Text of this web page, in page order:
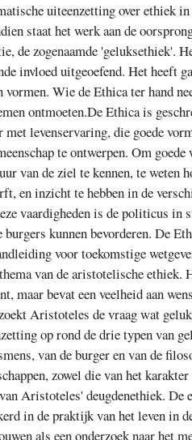
uiteenzetting over ethiek
staat het werk aan de
de zogenaamde 'geluksethiek'.
invloed uitgeoefend. Het heeft
vormen. Wie de Ethica ter hand
ontmoeten.De Ethica is
met levenservaring, die goede
te ontwerpen. Om
van de ziel te kennen, te weten
en inzicht te hebben in de
vaardigheden is de politicus in
burgers kunnen bevorderen. De
voor toekomstige
van de aristotelische ethiek.
maar bevat een veelheid aan
Aristoteles de vraag wat
op rond de drie typen van
van de burger en van de
zowel die van het
Aristoteles' deugdenethiek.
in de praktijk van het leven in
als een onderzoek naar het